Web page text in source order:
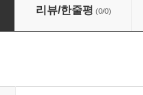
리뷰/한줄평 (0/0)